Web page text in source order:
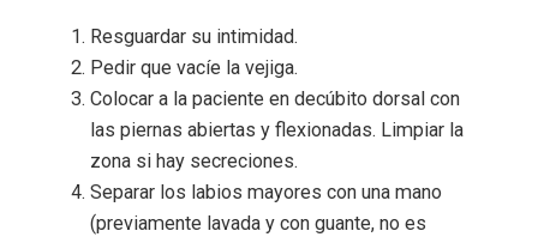
Resguardar su intimidad.
Pedir que vacíe la vejiga.
Colocar a la paciente en decúbito dorsal con
las piernas abiertas y flexionadas. Limpiar la
zona si hay secreciones.
Separar los labios mayores con una mano
(previamente lavada y con guante, no es